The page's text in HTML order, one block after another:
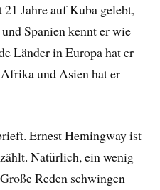
Jahre auf Kuba gelebt,
Spanien kennt er wie
Länder in Europa hat er
und Asien hat er
Ernest Hemingway ist
Natürlich, ein wenig
Reden schwingen